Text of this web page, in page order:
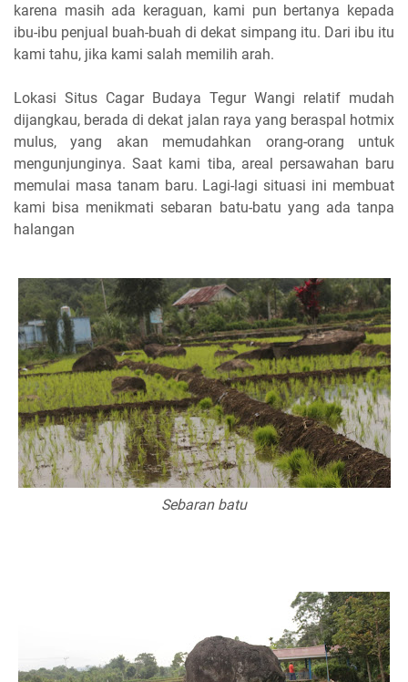
karena masih ada keraguan, kami pun bertanya kepada
ibu-ibu penjual buah-buah di dekat simpang itu. Dari ibu itu
kami tahu, jika kami salah memilih arah.
Lokasi Situs Cagar Budaya Tegur Wangi relatif mudah
dijangkau, berada di dekat jalan raya yang beraspal hotmix
mulus, yang akan memudahkan orang-orang untuk
mengunjunginya. Saat kami tiba, areal persawahan baru
memulai masa tanam baru. Lagi-lagi situasi ini membuat
kami bisa menikmati sebaran batu-batu yang ada tanpa
halangan
Sebaran batu